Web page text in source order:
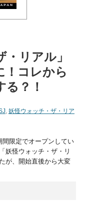
リアル」
！コレから
？！
, 妖怪ウォッチ・ザ・リア
限定でオープンしてい
妖怪ウォッチ・ザ・リ
が、開始直後から大変